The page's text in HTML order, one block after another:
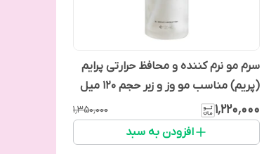
سرم مو نرم کننده و محافظ حرارتی پرایم
(پریم) مناسب مو وز و زبر حجم 120 میل
۱٬۲۲۰٬۰۰۰ ۱٬۳۵۰٬۰۰۰
افزودن به سبد